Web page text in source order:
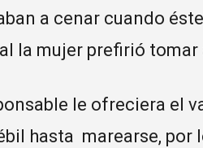
a cenar cuando
la mujer prefirió tomar
le ofreciera el
hasta marearse, por